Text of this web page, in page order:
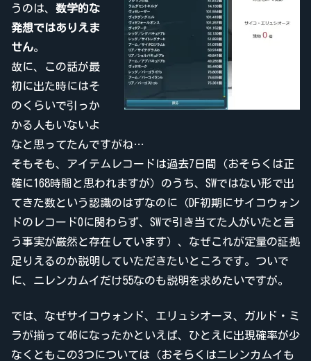
うのは、 数学的な
発想ではありえま
せん。
故に、この話が最
初に出た時にはそ
のくらいで引っか
かる人もいないよ
なと思ってたんですがね…
そもそも、アイテムレコードは過去7日間（おそらくは正
確に168時間と思われますが）のうち、SWではない形で出
てきた数という認識のはずなのに（DF初期にサイコウォン
ドのレコード0に関わらず、SWで引き当てた人がいたと言
う事実が厳然と存在しています）、なぜこれが定量の証拠
足りえるのか説明していただきたいところです。ついで
に、ニレンカムイだけ55なのも説明を求めたいですが。
では、なぜサイコウォンド、エリュシオーヌ、ガルド・ミ
ラが揃って46になったかといえば、ひとえに出現確率が少
なくともこの3つについては（おそらくはニレンカムイも